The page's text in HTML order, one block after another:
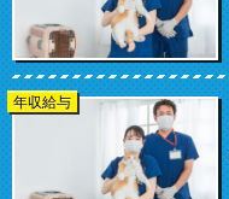
年収給与